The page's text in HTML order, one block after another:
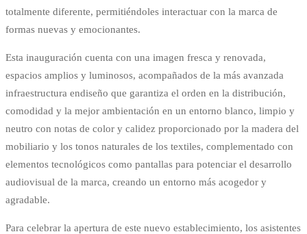
totalmente diferente, permitiéndoles interactuar con la marca de
formas nuevas y emocionantes.
Esta inauguración cuenta con una imagen fresca y renovada,
espacios amplios y luminosos, acompañados de la más avanzada
infraestructura endiseño que garantiza el orden en la distribución,
comodidad y la mejor ambientación en un entorno blanco, limpio y
neutro con notas de color y calidez proporcionado por la madera del
mobiliario y los tonos naturales de los textiles, complementado con
elementos tecnológicos como pantallas para potenciar el desarrollo
audiovisual de la marca, creando un entorno más acogedor y
agradable.
Para celebrar la apertura de este nuevo establecimiento, los asistentes